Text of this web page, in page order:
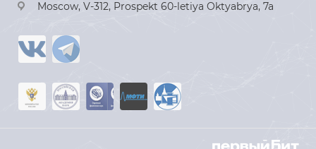
Moscow, V-312, Prospekt 60-letiya Oktyabrya, 7a